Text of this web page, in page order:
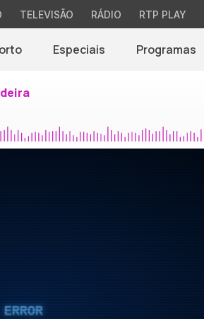
TELEVISÃO RÁDIO RTP PLAY
Especiais Programas